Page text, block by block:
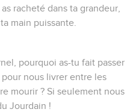
racheté dans ta grandeur,
main puissante.
pourquoi as-tu fait passer
pour nous livrer entre les
mourir ? Si seulement nous
Jourdain !